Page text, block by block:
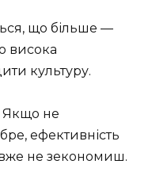
що більше —
висока
культуру.
Якщо не
ефективність
вже не зекономиш.